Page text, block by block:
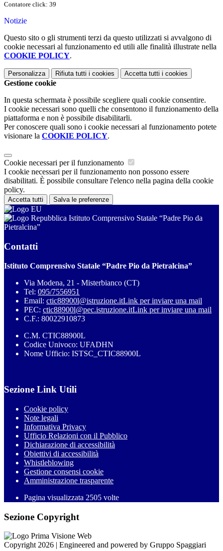
Contatore click: 39
Notizie
Questo sito o gli strumenti terzi da questo utilizzati si avvalgono di
cookie necessari al funzionamento ed utili alle finalità illustrate nella
COOKIE POLICY.
Personalizza Rifiuta tutti i cookies Accetta tutti i cookies
Gestione cookie
In questa schermata è possibile scegliere quali cookie consentire.
I cookie necessari sono quelli che consentono il funzionamento della
piattaforma e non è possibile disabilitarli.
Per conoscere quali sono i cookie necessari al funzionamento potete
visionare la COOKIE POLICY.
Cookie necessari per il funzionamento
I cookie necessari per il funzionamento non possono essere
disabilitati. È possibile consultare l'elenco nella pagina della cookie
policy.
Accetta tutti Salva le preferenze
Istituto Comprensivo Statale “Padre Pio da
Pietralcina”
Contatti
Istituto Comprensivo Statale “Padre Pio da Pietralcina”
Via Modena, 21 - Misterbianco (CT)
Tel: 095/7556951
Email: ctic88900l@istruzione.itLink per inviare una mail
PEC: ctic88900l@pec.istruzione.itLink per inviare una mail
C.F.: 80022910873
C.M. CTIC88900L
Codice Univoco: UFADHN
Nome Ufficio: ISTSC_CTIC88900L
Sezione Link Utili
Cookie policy
Note legali
Informativa Privacy
Ufficio Relazioni con il Pubblico
Dichiarazione di accessibilità
Obiettivi di accessibilità
Whistleblowing
Gestione consensi cookie
Amministrazione trasparente
Pagina visualizzata 2505 volte
Sezione Copyright
Copyright 2026 | Engineered and powered by Gruppo Spaggiari